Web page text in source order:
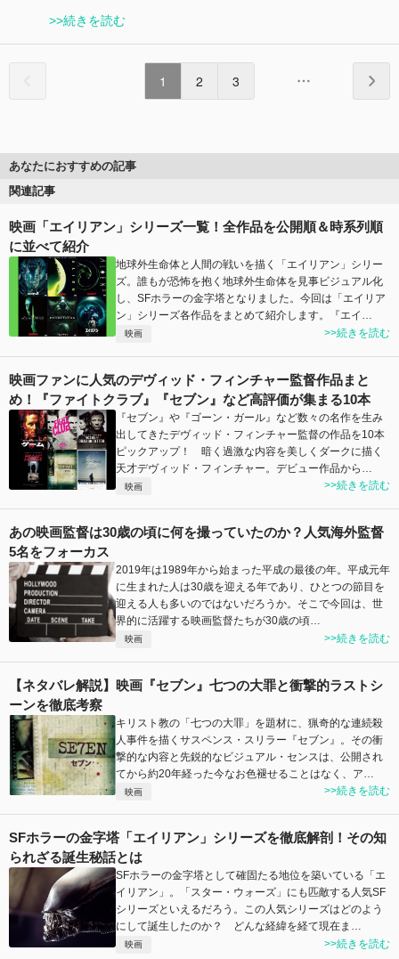
>>続きを読む
1 2 3
あなたにおすすめの記事
関連記事
映画「エイリアン」シリーズ一覧！全作品を公開順＆時系列順
に並べて紹介
地球外生命体と人間の戦いを描く「エイリアン」シリー
ズ。誰もが恐怖を抱く地球外生命体を見事ビジュアル化
し、SFホラーの金字塔となりました。今回は「エイリア
ン」シリーズ各作品をまとめて紹介します。『エイ…
映画 >>続きを読む
映画ファンに人気のデヴィッド・フィンチャー監督作品まと
め！『ファイトクラブ』『セブン』など高評価が集まる10本
『セブン』や『ゴーン・ガール』など数々の名作を生み
出してきたデヴィッド・フィンチャー監督の作品を10本
ピックアップ！ 暗く過激な内容を美しくダークに描く
天才デヴィッド・フィンチャー。デビュー作品から…
映画 >>続きを読む
あの映画監督は30歳の頃に何を撮っていたのか？人気海外監督
5名をフォーカス
2019年は1989年から始まった平成の最後の年。平成元年
に生まれた人は30歳を迎える年であり、ひとつの節目を
迎える人も多いのではないだろうか。そこで今回は、世
界的に活躍する映画監督たちが30歳の頃…
映画 >>続きを読む
【ネタバレ解説】映画『セブン』七つの大罪と衝撃的ラストシ
ーンを徹底考察
キリスト教の「七つの大罪」を題材に、猟奇的な連続殺
人事件を描くサスペンス・スリラー『セブン』。その衝
撃的な内容と先鋭的なビジュアル・センスは、公開され
てから約20年経った今なお色褪せることはなく、ア…
映画 >>続きを読む
SFホラーの金字塔「エイリアン」シリーズを徹底解剖！その知
られざる誕生秘話とは
SFホラーの金字塔として確固たる地位を築いている「エ
イリアン」。「スター・ウォーズ」にも匹敵する人気SF
シリーズといえるだろう。この人気シリーズはどのよう
にして誕生したのか？ どんな経緯を経て現在ま…
映画 >>続きを読む